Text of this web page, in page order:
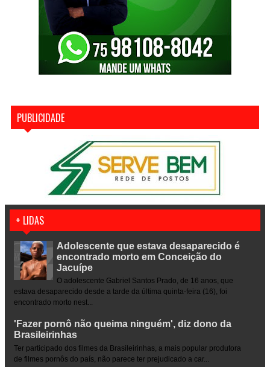
PUBLICIDADE
+ LIDAS
Adolescente que estava desaparecido é
encontrado morto em Conceição do
Jacuípe
O adolescente Gabriel Santos Prado, de 16 anos, que
estava desaparecido desde a tarde da última quinta-feira (16), foi
encontrado morto nest...
'Fazer pornô não queima ninguém', diz dono da
Brasileirinhas
Ter participado dos filmes da Brasileirinhas, a mais popular produtora
de filmes pornôs do país, não parece ter prejudicado a car...